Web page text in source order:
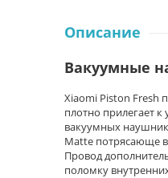
Описание
Вакуумные
Xiaomi Piston Fresh
плотно прилегает
вакуумных
Matte потрясающе
Провод
поломку